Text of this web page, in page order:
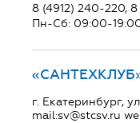
8 (4912) 240-220,
Пн-Сб: 09:00-
г. Екатеринбург,
mail:sv@stcsv.ru